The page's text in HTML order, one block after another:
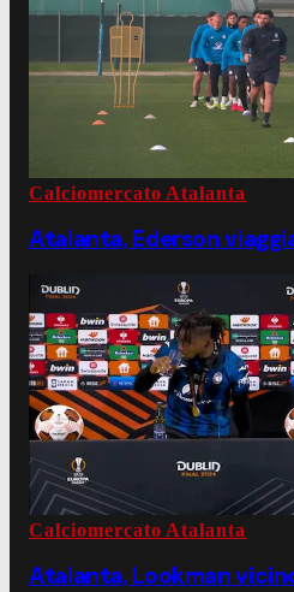
Calciomercato Atalanta
Atalanta, Ederson
Calciomercato Atalanta
Atalanta, Lookman